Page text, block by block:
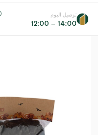
عر
توصيل اليوم
12:00 – 14:00